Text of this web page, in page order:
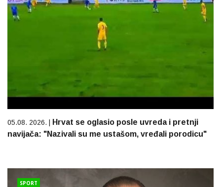
05.08. 2026. | Hrvat se oglasio posle uvreda i pretnji
navijača: "Nazivali su me ustašom, vređali porodicu"
SPORT